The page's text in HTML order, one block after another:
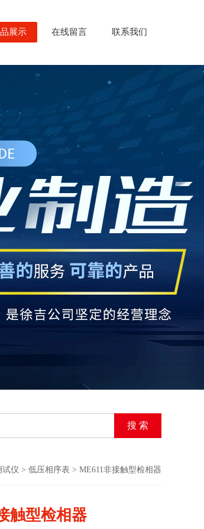
展示 在线留言 联系我们
试仪 > 低压相序表 > ME611非接触型检相器
触型检相器